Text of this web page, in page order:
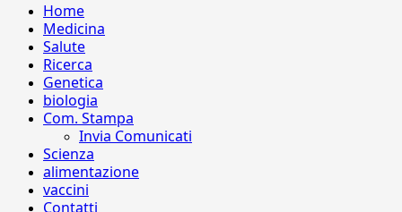
Home
Medicina
Salute
Ricerca
Genetica
biologia
Com. Stampa
Invia Comunicati
Scienza
alimentazione
vaccini
Contatti